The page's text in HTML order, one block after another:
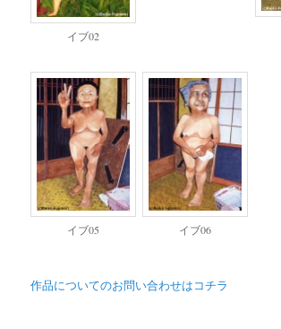
イブ02
イブ05 イブ06
作品についてのお問い合わせはコチラ